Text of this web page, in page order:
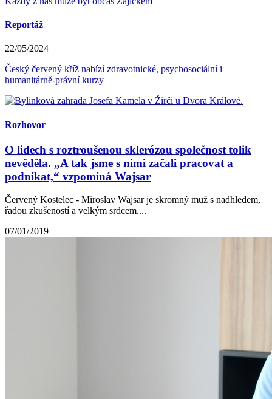
Reportáž
22/05/2024
Český červený kříž nabízí zdravotnické, psychosociální i
humanitárně-právní kurzy
Rozhovor
O lidech s roztroušenou sklerózou společnost tolik
nevěděla. „A tak jsme s nimi začali pracovat a
podnikat,“ vzpomíná Wajsar
Červený Kostelec - Miroslav Wajsar je skromný muž s nadhledem,
řadou zkušeností a velkým srdcem....
07/01/2019